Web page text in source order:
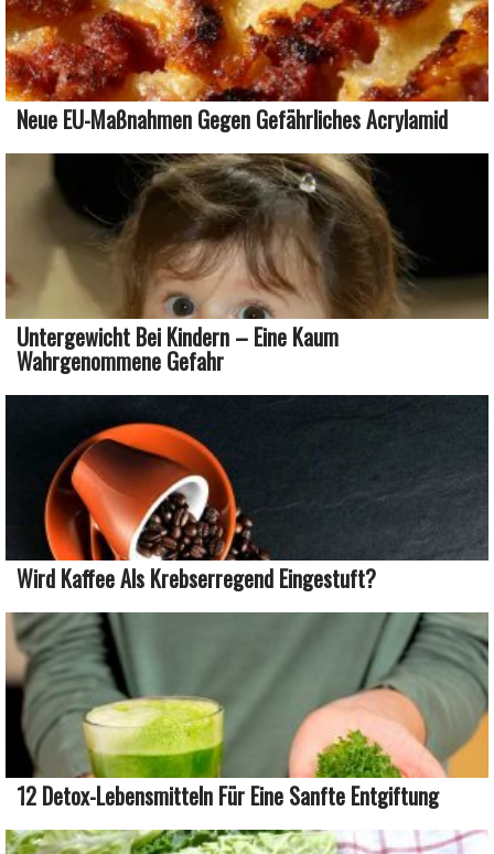
Neue EU-Maßnahmen Gegen Gefährliches Acrylamid
Untergewicht Bei Kindern – Eine Kaum
Wahrgenommene Gefahr
Wird Kaffee Als Krebserregend Eingestuft?
12 Detox-Lebensmitteln Für Eine Sanfte Entgiftung